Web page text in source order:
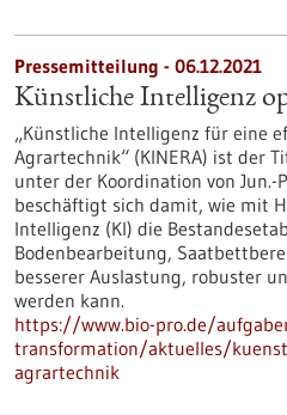
Pressemitteilung - 06.12.2021
Künstliche Intelligenz
„Künstliche Intelligenz für eine
Agrartechnik“ (KINERA) ist der
unter der Koordination von Jun.-
beschäftigt sich damit, wie mit
Intelligenz (KI) die
Bodenbearbeitung,
besserer Auslastung, robuster
werden kann.
https://www.bio-pro.de/
transformation/aktuelles/
agrartechnik